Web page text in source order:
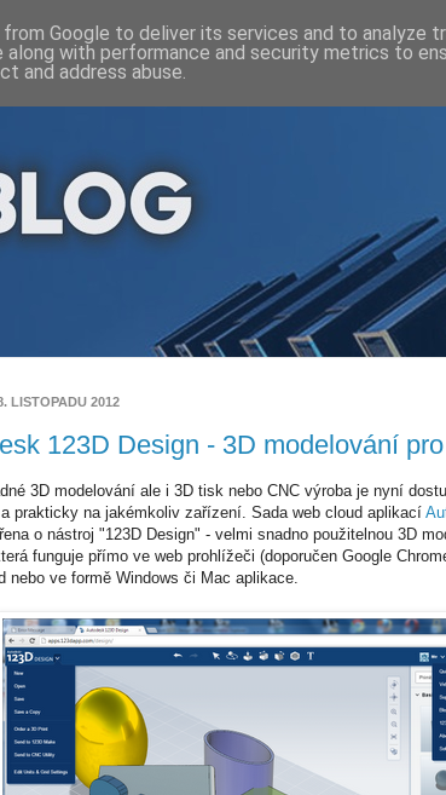
LISTOPADU 2012
123D Design - 3D modelování
3D modelování ale i 3D tisk nebo CNC výroba je nyní
prakticky na jakémkoliv zařízení. Sada web cloud aplikací
o nástroj "123D Design" - velmi snadno použitelnou 3D
funguje přímo ve web prohlížeči (doporučen Google
nebo ve formě Windows či Mac aplikace.
Google to deliver its services and to analyze
along with performance and security metrics to
and address abuse.